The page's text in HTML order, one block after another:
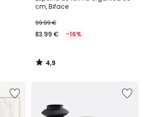
cm, Biface
99.99 €
83.99 € -16%
4,9
/